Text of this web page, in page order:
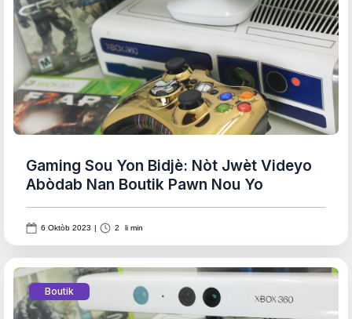
Gaming Sou Yon Bidjè: Nòt Jwèt Videyo
Abòdab Nan Boutik Pawn Nou Yo
6 Oktòb 2023 | 2 li min
Boutik